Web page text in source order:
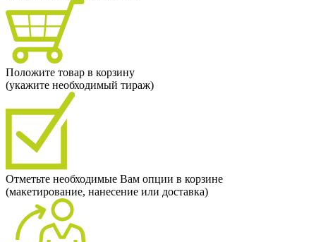
Положите товар в корзину
(укажите необходимый тираж)
Отметьте необходимые Вам опции в корзине
(макетирование, нанесение или доставка)